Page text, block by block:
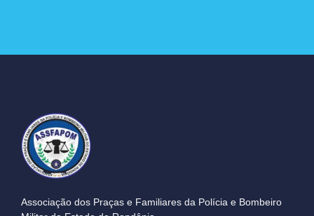
Associação dos Praças e Familiares da Polícia e Bombeiro